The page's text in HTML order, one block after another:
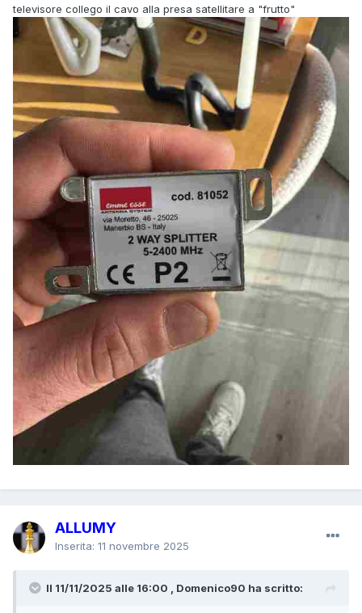
televisore collego il cavo alla presa satellitare a "frutto"
ALLUMY
Inserita: 11 novembre 2025
Il 11/11/2025 alle 16:00 , Domenico90 ha scritto: